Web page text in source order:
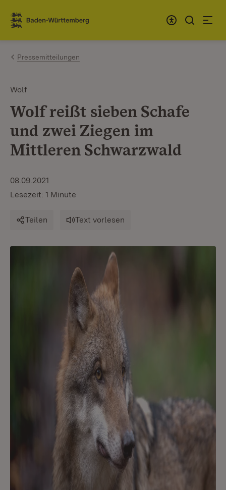
Zum Inhalt springen
Link zur Startseite
Pressemitteilungen
Wolf
Wolf reißt sieben Schafe
und zwei Ziegen im
Mittleren Schwarzwald
08.09.2021
Lesezeit: 1 Minute
Teilen Text vorlesen